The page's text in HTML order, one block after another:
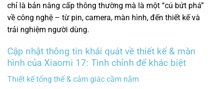
chỉ là bản nâng cấp thông thường mà là một “cú bứt phá”
về công nghệ – từ pin, camera, màn hình, đến thiết kế và
trải nghiệm người dùng.
Cập nhật thông tin khái quát về thiết kế & màn
hình của Xiaomi 17: Tinh chỉnh để khác biệt
Thiết kế tổng thể & cảm giác cầm nắm